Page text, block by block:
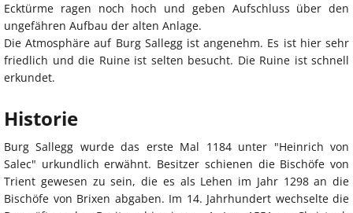
Ecktürme ragen noch hoch und geben Aufschluss über den
ungefähren Aufbau der alten Anlage.
Die Atmosphäre auf Burg Sallegg ist angenehm. Es ist hier sehr
friedlich und die Ruine ist selten besucht. Die Ruine ist schnell
erkundet.
Historie
Burg Sallegg wurde das erste Mal 1184 unter "Heinrich von
Salec" urkundlich erwähnt. Besitzer schienen die Bischöfe von
Trient gewesen zu sein, die es als Lehen im Jahr 1298 an die
Bischöfe von Brixen abgaben. Im 14. Jahrhundert wechselte die